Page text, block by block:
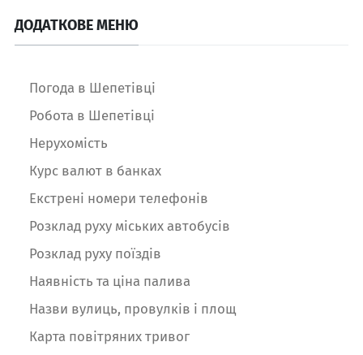
ДОДАТКОВЕ МЕНЮ
Погода в Шепетівці
Робота в Шепетівці
Нерухомість
Курс валют в банках
Екстрені номери телефонів
Розклад руху міських автобусів
Розклад руху поїздів
Наявність та ціна палива
Назви вулиць, провулків і площ
Карта повітряних тривог